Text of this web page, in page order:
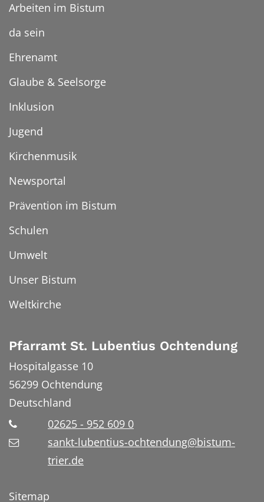
Arbeiten im Bistum
da sein
Ehrenamt
Glaube & Seelsorge
Inklusion
Jugend
Kirchenmusik
Newsportal
Prävention im Bistum
Schulen
Umwelt
Unser Bistum
Weltkirche
Pfarramt St. Lubentius Ochtendung
Hospitalgasse 10
56299 Ochtendung
Deutschland
02625 - 952 609 0
sankt-lubentius-ochtendung@bistum-
trier.de
Sitemap